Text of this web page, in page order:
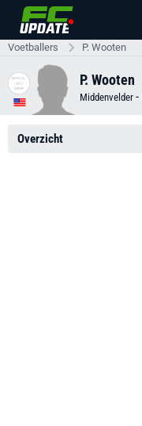
Voetballers P. Wooten
P. Wooten
Middenvelder -
Overzicht